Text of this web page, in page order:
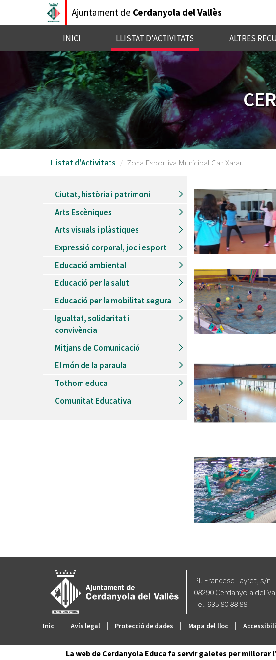
Ajuntament de Cerdanyola del Vallès
INICI LLISTAT D'ACTIVITATS ALTRES
Llistat d'Activitats Zona Esportiva Municipal Can Xarau
Ciutat, història i patrimoni
Arts Escèniques
Arts visuals i plàstiques
Expressió corporal, joc i esport
Educació ambiental
Educació per la salut
Educació per la mobilitat segura
Igualtat, solidaritat i
convivència
Mitjans de Comunicació
El món de la paraula
Tothom educa
Comunitat Educativa
Pl. Francesc Layret, s/n
08290 Cerdanyola del
Tel. 935 80 88 88
Inici | Avís legal | Protecció de dades | Mapa del lloc |
La web de Cerdanyola Educa fa servir galetes per millorar